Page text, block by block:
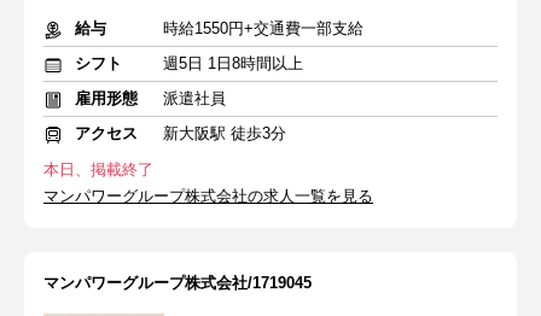
給与
時給1550円+交通費一部支給
シフト
週5日 1日8時間以上
雇用形態
派遣社員
アクセス
新大阪駅 徒歩3分
本日、掲載終了
マンパワーグループ株式会社の求人一覧を見る
マンパワーグループ株式会社/1719045